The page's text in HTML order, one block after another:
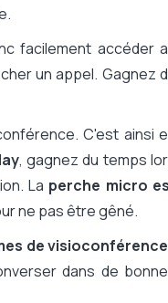
facilement accéder
un appel. Gagnez
C'est ainsi
, gagnez du temps
La perche micro
ne pas être gêné.
de
dans de